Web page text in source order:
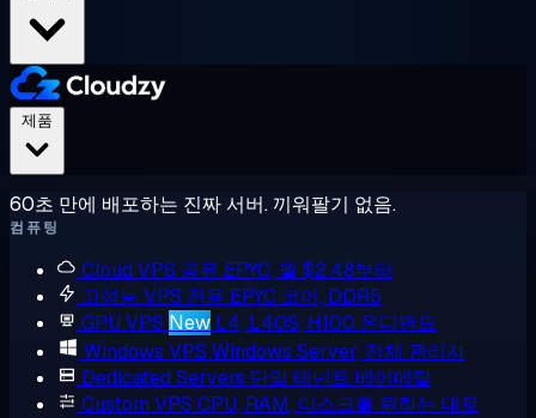
60초 만에 배포하는 진짜 서버. 끼워팔기 없음.
컴퓨팅
Cloud VPS 공유 EPYC, 월 $2.48부터
고성능 VPS 전용 EPYC 코어, DDR5
GPU VPS New L4, L40S, H100 온디맨드
Windows VPS Windows Server, 전체 관리자
Dedicated Servers 단일 테넌트 베어메탈
Custom VPS CPU, RAM, 디스크를 원하는 대로